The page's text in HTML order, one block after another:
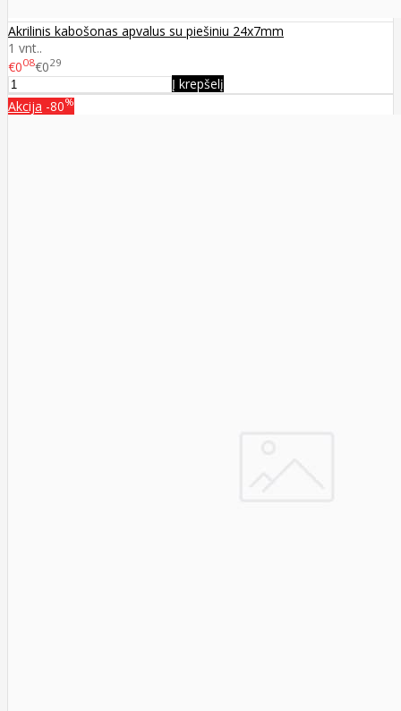
Akrilinis kabošonas apvalus su piešiniu 24x7mm
1 vnt..
€008€029
Į krepšelį
Akcija -80%